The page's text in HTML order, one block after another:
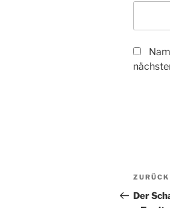
Beitrag
ZURÜCK
Der